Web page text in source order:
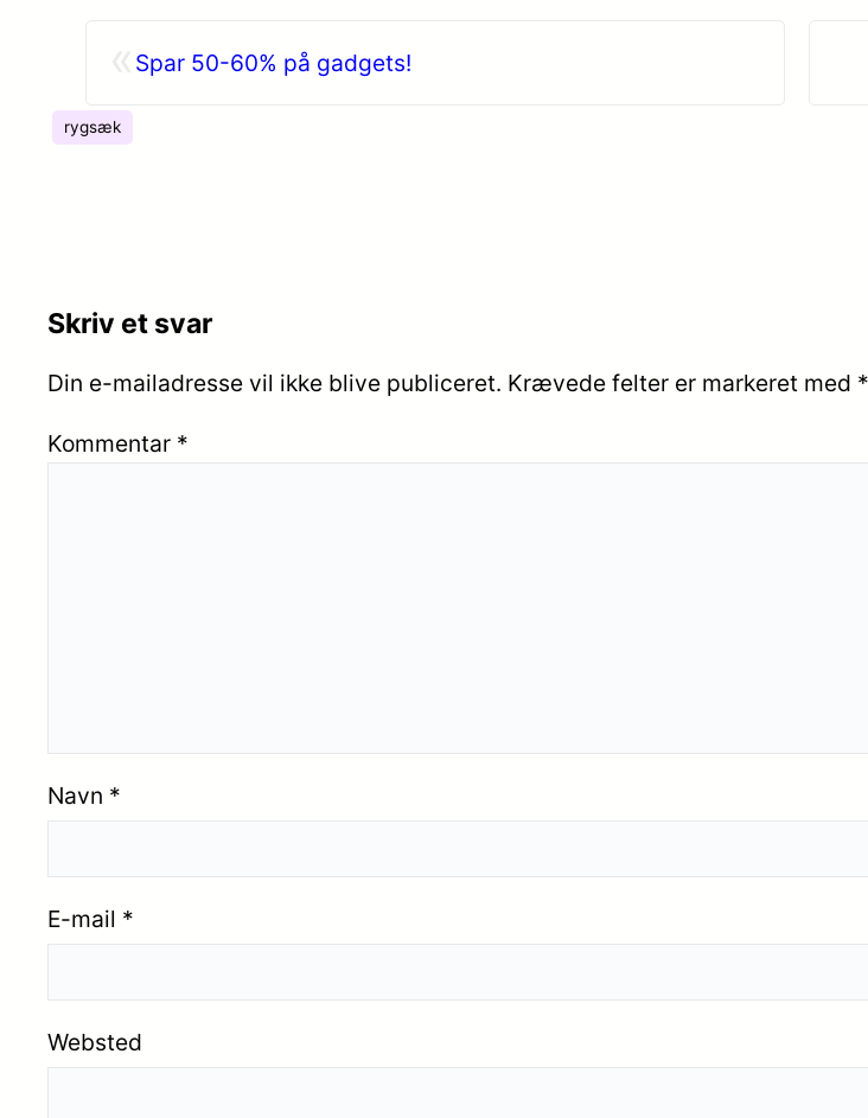
Spar 50-60% på gadgets!
rygsæk
Skriv et svar
Din e-mailadresse vil ikke blive publiceret. Krævede felter er markeret med *
Kommentar *
Navn *
E-mail *
Websted